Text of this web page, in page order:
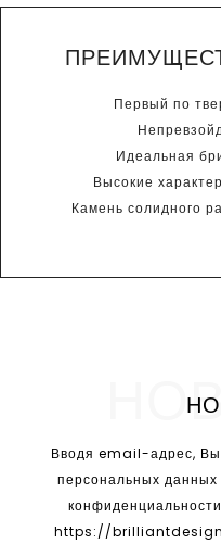
Первый по
Идеальная
Высокие
Камень солидного
Вводя email-адрес, Вы
персональных данных
https://